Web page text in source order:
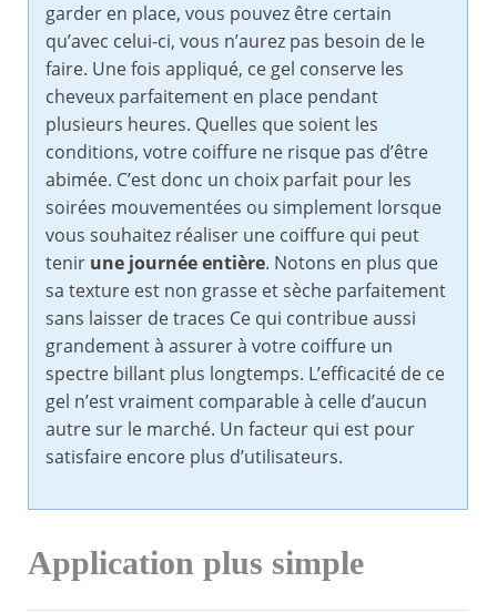
garder en place, vous pouvez être certain
qu’avec celui-ci, vous n’aurez pas besoin de le
faire. Une fois appliqué, ce gel conserve les
cheveux parfaitement en place pendant
plusieurs heures. Quelles que soient les
conditions, votre coiffure ne risque pas d’être
abimée. C’est donc un choix parfait pour les
soirées mouvementées ou simplement lorsque
vous souhaitez réaliser une coiffure qui peut
tenir une journée entière. Notons en plus que
sa texture est non grasse et sèche parfaitement
sans laisser de traces Ce qui contribue aussi
grandement à assurer à votre coiffure un
spectre billant plus longtemps. L’efficacité de ce
gel n’est vraiment comparable à celle d’aucun
autre sur le marché. Un facteur qui est pour
satisfaire encore plus d’utilisateurs.
Application plus simple